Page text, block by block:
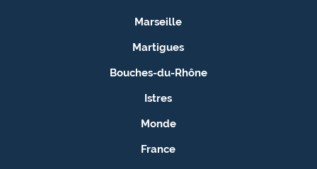
Marseille
Martigues
Bouches-du-Rhône
Istres
Monde
France